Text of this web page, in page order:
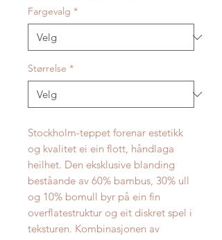
Fargevalg *
Størrelse *
Stockholm-teppet forenar estetikk
og kvalitet ei ein flott, håndlaga
heilhet. Den eksklusive blanding
beståande av 60% bambus, 30% ull
og 10% bomull byr på ein fin
overflatestruktur og eit diskret spel i
teksturen. Kombinasjonen av